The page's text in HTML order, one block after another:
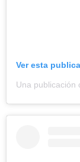
Ver esta
Una publicación